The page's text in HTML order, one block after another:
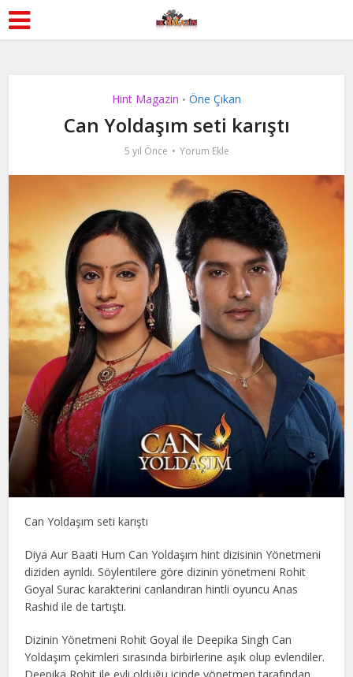
Hint Magazin • Öne Çıkan
Can Yoldaşım seti karıştı
5 yıl Önce Yorum Ekle
Can Yoldaşım seti karıştı
Diya Aur Baati Hum Can Yoldaşım hint dizisinin Yönetmeni
diziden ayrıldı. Söylentilere göre dizinin yönetmeni Rohit
Goyal Surac karakterini canlandıran hintli oyuncu Anas
Rashid ile de tartıştı.
Dizinin Yönetmeni Rohit Goyal ile Deepika Singh Can
Yoldaşım çekimleri sırasında birbirlerine aşık olup evlendiler.
Deepika Rohit ile evli olduğu içinde yönetmen tarafından